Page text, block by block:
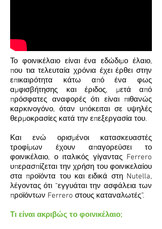
Το φοινικέλαιο είναι ένα εδώδιμο έλαιο,
που τια τελευταία χρόνια έχει έρθει στην
επικαιρότητα κάτω από ένα φως
αμφισβήτησης και έριδος, μετά από
πρόσφατες αναφορές ότι είναι πιθανώς
καρκινογόνο, όταν υπόκειται σε υψηλές
θερμοκρασίες κατά την επεξεργασία του.
Και ενώ ορισμένοι κατασκευαστές
τροφίμων έχουν απαγορεύσει το
φοινικέλαιο, ο ιταλικός γίγαντας Ferrero
υπερασπίζεται την χρήση του φοινικελαίου
στα προϊόντα του και ειδικά στη Nutella,
λέγοντας ότι “εγγυάται την ασφάλεια των
προϊόντων Ferrero στους καταναλωτές”.
Τι είναι ακριβώς το φοινικέλαιο;